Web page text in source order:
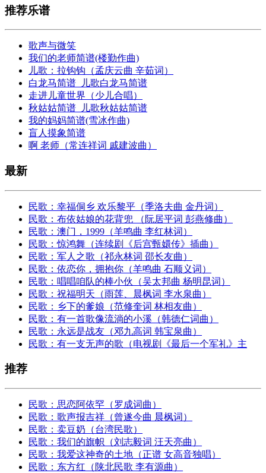
推荐乐谱
歌声与微笑
我们的老师简谱(楼勤作曲)
儿歌：拉钩钩（孟庆云曲 辛茹词）
白龙马简谱_儿歌白龙马简谱
走进儿童世界（少儿合唱）
秋姑姑简谱_儿歌秋姑姑简谱
我的妈妈简谱(雪冰作曲)
盲人摸象简谱
啊 老师（常连祥词 戚建波曲）
最新
民歌：幸福侗乡 欢乐黎平（季洛夫曲 金丹词）
民歌：布依姑娘的花背兜 （阮居平词 彭燕修曲）
民歌：澳门，1999（羊鸣曲 李红林词）
民歌：惊鸿舞（连续剧《后宫甄嬛传》插曲）
民歌：军人之歌（祁永林词 邵长友曲）
民歌：依恋你，拥抱你（羊鸣曲 石顺义词）
民歌：唱唱咱队的棒小伙（吴太邦曲 杨明昆词）
民歌：祝福明天（雨莲、晨枫词 李水泉曲）
民歌：乡下的爹娘（范修奎词 林相友曲）
民歌：有一首歌像流淌的小溪（韩德仁词曲）
民歌：永远是战友（邓九高词 韩宝泉曲）
民歌：有一支无声的歌（电视剧《最后一个军礼》主
推荐
民歌：思恋阿依罕（罗成词曲）
民歌：歌声报吉祥（曾遂今曲 晨枫词）
民歌：卖豆奶（台湾民歌）
民歌：我们的旗帜（刘志毅词 汪天亮曲）
民歌：我爱这神奇的土地（正谱 女高音独唱）
民歌：东方红（陕北民歌 李有源曲）